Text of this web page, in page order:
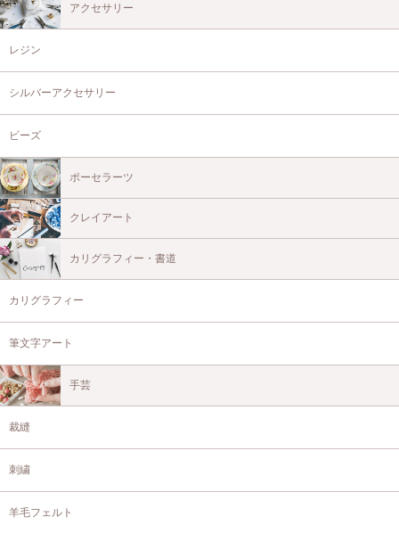
アクセサリー
レジン
シルバーアクセサリー
ビーズ
ポーセラーツ
クレイアート
カリグラフィー・書道
カリグラフィー
筆文字アート
手芸
裁縫
刺繍
羊毛フェルト